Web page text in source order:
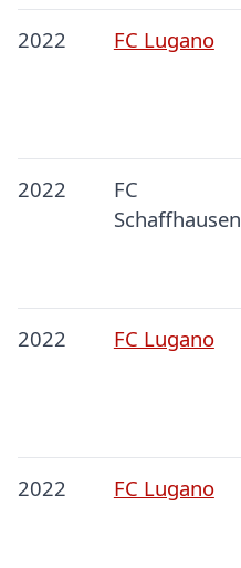
2022 FC Lugano
2022
FC
Schaffhausen
2022 FC Lugano
2022 FC Lugano